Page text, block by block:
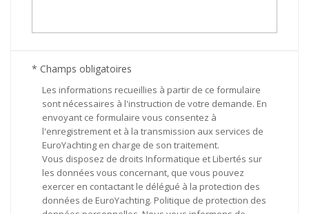
* Champs obligatoires
Les informations recueillies à partir de ce formulaire
sont nécessaires à l'instruction de votre demande. En
envoyant ce formulaire vous consentez à
l'enregistrement et à la transmission aux services de
EuroYachting en charge de son traitement.
Vous disposez de droits Informatique et Libertés sur
les données vous concernant, que vous pouvez
exercer en contactant le délégué à la protection des
données de EuroYachting. Politique de protection des